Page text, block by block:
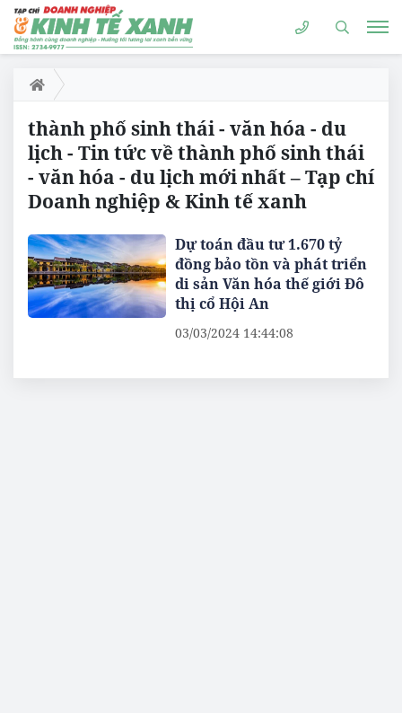
thành phố sinh thái - văn hóa - du
lịch - Tin tức về thành phố sinh thái
- văn hóa - du lịch mới nhất – Tạp chí
Doanh nghiệp & Kinh tế xanh
Dự toán đầu tư 1.670 tỷ
đồng bảo tồn và phát triển
di sản Văn hóa thế giới Đô
thị cổ Hội An
03/03/2024 14:44:08